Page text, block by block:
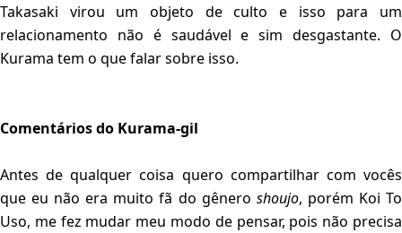
Takasaki virou um objeto de culto e isso para um
relacionamento não é saudável e sim desgastante. O
Kurama tem o que falar sobre isso.
Comentários do Kurama-gil
Antes de qualquer coisa quero compartilhar com vocês
que eu não era muito fã do gênero shoujo, porém Koi To
Uso, me fez mudar meu modo de pensar, pois não precisa